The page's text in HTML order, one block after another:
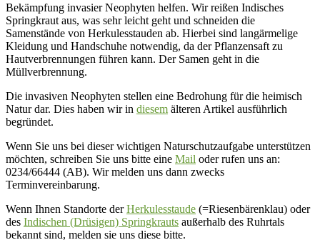
Bekämpfung invasier Neophyten helfen. Wir reißen Indisches
Springkraut aus, was sehr leicht geht und schneiden die
Samenstände von Herkulesstauden ab. Hierbei sind langärmelige
Kleidung und Handschuhe notwendig, da der Pflanzensaft zu
Hautverbrennungen führen kann. Der Samen geht in die
Müllverbrennung.
Die invasiven Neophyten stellen eine Bedrohung für die heimisch
Natur dar. Dies haben wir in diesem älteren Artikel ausführlich
begründet.
Wenn Sie uns bei dieser wichtigen Naturschutzaufgabe unterstützen
möchten, schreiben Sie uns bitte eine Mail oder rufen uns an:
0234/66444 (AB). Wir melden uns dann zwecks
Terminvereinbarung.
Wenn Ihnen Standorte derHerkulesstaude (=Riesenbärenklau) oder
des Indischen (Drüsigen) Springkrauts außerhalb des Ruhrtals
bekannt sind, melden sie uns diese bitte.